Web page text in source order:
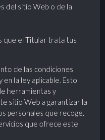
del sitio Web o de la
que el Titular trata tus
de las condiciones
en la ley aplicable. Esto
herramientas y
sitio Web a garantizar la
personales que recoge.
que ofrece este